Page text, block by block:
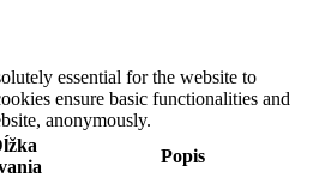
essential for the website to
ensure basic functionalities and
anonymously.
Popis